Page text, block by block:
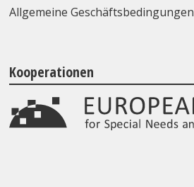
Allgemeine Geschäftsbedingungen
Kooperationen